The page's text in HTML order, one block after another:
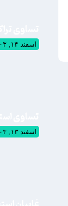
اسفند ۱۴, ۱۴۰۳
اسفند ۱۳, ۱۴۰۳